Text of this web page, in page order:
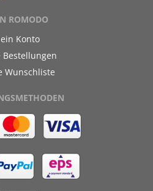
ROMODO
Konto
Bestellungen
Wunschliste